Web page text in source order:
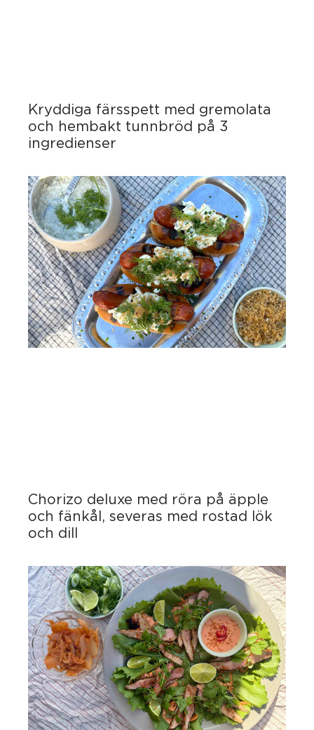
Kryddiga färsspett med gremolata
och hembakt tunnbröd på 3
ingredienser
Chorizo deluxe med röra på äpple
och fänkål, severas med rostad lök
och dill